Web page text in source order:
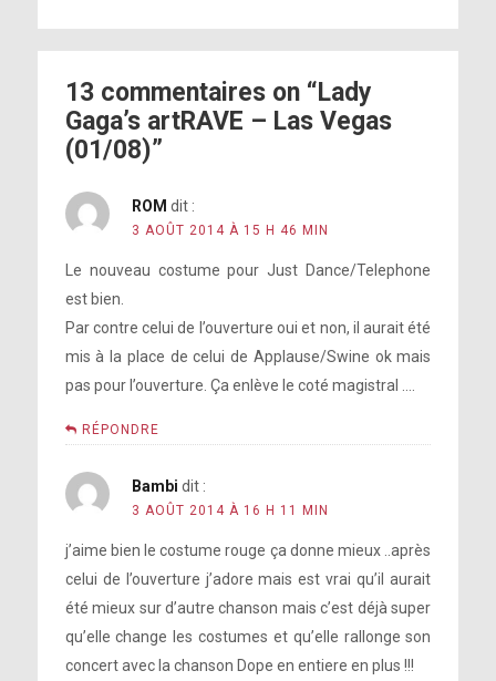
13 commentaires on “Lady
Gaga’s artRAVE – Las Vegas
(01/08)”
ROM dit :
3 AOÛT 2014 À 15 H 46 MIN
Le nouveau costume pour Just Dance/Telephone
est bien.
Par contre celui de l’ouverture oui et non, il aurait été
mis à la place de celui de Applause/Swine ok mais
pas pour l’ouverture. Ça enlève le coté magistral ….
RÉPONDRE
Bambi dit :
3 AOÛT 2014 À 16 H 11 MIN
j’aime bien le costume rouge ça donne mieux ..après
celui de l’ouverture j’adore mais est vrai qu’il aurait
été mieux sur d’autre chanson mais c’est déjà super
qu’elle change les costumes et qu’elle rallonge son
concert avec la chanson Dope en entiere en plus !!!